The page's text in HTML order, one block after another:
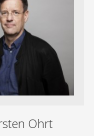
Ohrt